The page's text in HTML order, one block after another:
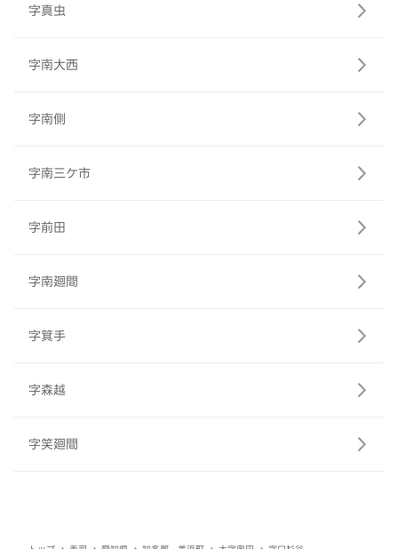
字真虫
字南大西
字南側
字南三ケ市
字前田
字南廻間
字箕手
字森越
字笑廻間